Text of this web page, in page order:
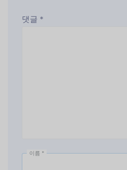
댓글 *
이름 *